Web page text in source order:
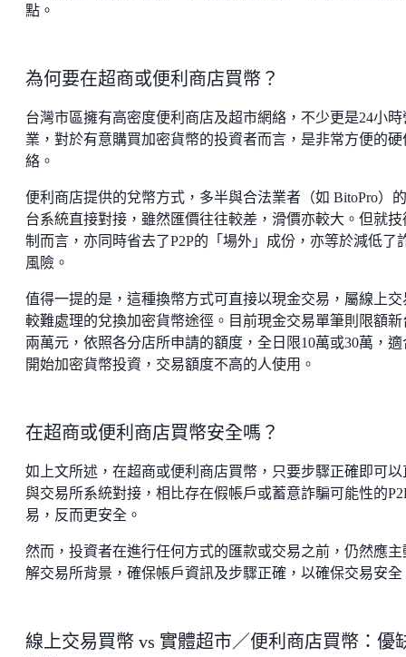
點。
為何要在超商或便利商店買幣？
台灣市區擁有高密度便利商店及超市網絡，不少更是24小時
業，對於有意購買加密貨幣的投資者而言，是非常方便的硬
絡。
便利商店提供的兌幣方式，多半與合法業者（如 BitoPro）
台系統直接對接，雖然匯價往往較差，滑價亦較大。但就技
制而言，亦同時省去了P2P的「場外」成份，亦等於減低了
風險。
值得一提的是，這種換幣方式可直接以現金交易，屬線上交
較難處理的兌換加密貨幣途徑。目前現金交易單筆則限額新
兩萬元，依照各分店所申請的額度，全日限10萬或30萬，適
開始加密貨幣投資，交易額度不高的人使用。
在超商或便利商店買幣安全嗎？
如上文所述，在超商或便利商店買幣，只要步驟正確即可以
與交易所系統對接，相比存在假帳戶或蓄意詐騙可能性的
易，反而更安全。
然而，投資者在進行任何方式的匯款或交易之前，仍然應主
解交易所背景，確保帳戶資訊及步驟正確，以確保交易安全
線上交易買幣 vs 實體超市／便利商店買幣：優